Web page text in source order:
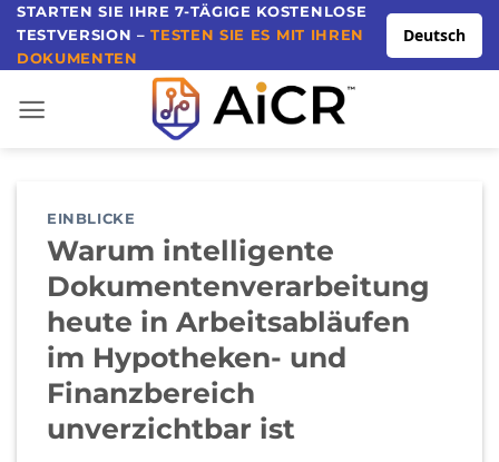
Direkt
zum
Inhalt
STARTEN SIE IHRE 7-TÄGIGE KOSTENLOSE
TESTVERSION –TESTEN SIE ES MIT IHREN
DOKUMENTEN
Deutsch
EINBLICKE
Warum intelligente
Dokumentenverarbeitung
heute in Arbeitsabläufen
im Hypotheken- und
Finanzbereich
unverzichtbar ist